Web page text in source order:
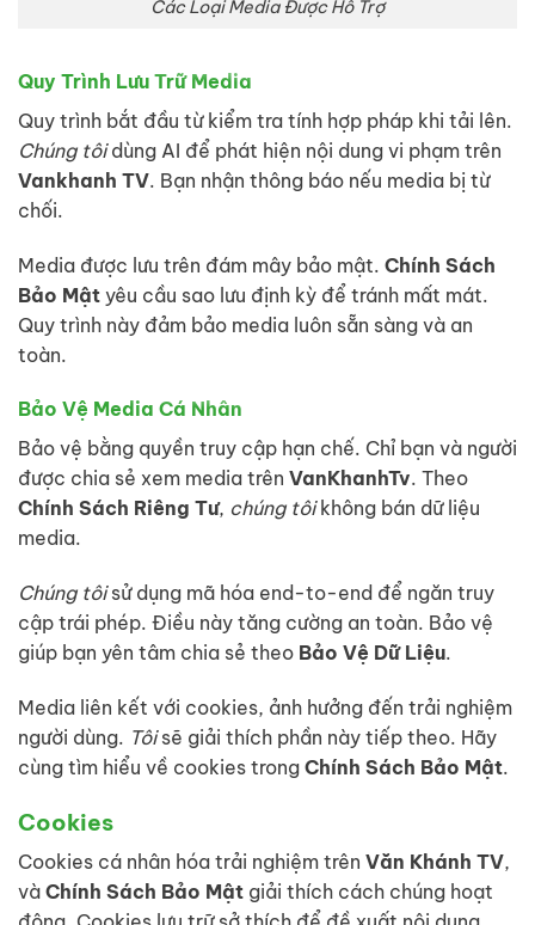
Các Loại Media Được Hỗ Trợ
Quy Trình Lưu Trữ Media
Quy trình bắt đầu từ kiểm tra tính hợp pháp khi tải lên.
Chúng tôidùng AI để phát hiện nội dung vi phạm trên
Vankhanh TV. Bạn nhận thông báo nếu media bị từ
chối.
Media được lưu trên đám mây bảo mật. Chính Sách
Bảo Mật yêu cầu sao lưu định kỳ để tránh mất mát.
Quy trình này đảm bảo media luôn sẵn sàng và an
toàn.
Bảo Vệ Media Cá Nhân
Bảo vệ bằng quyền truy cập hạn chế. Chỉ bạn và người
được chia sẻ xem media trên VanKhanhTv. Theo
Chính Sách Riêng Tư, chúng tôikhông bán dữ liệu
media.
Chúng tôisử dụng mã hóa end-to-end để ngăn truy
cập trái phép. Điều này tăng cường an toàn. Bảo vệ
giúp bạn yên tâm chia sẻ theo Bảo Vệ Dữ Liệu.
Media liên kết với cookies, ảnh hưởng đến trải nghiệm
người dùng. Tôisẽ giải thích phần này tiếp theo. Hãy
cùng tìm hiểu về cookies trong Chính Sách Bảo Mật.
Cookies
Cookies cá nhân hóa trải nghiệm trên Văn Khánh TV,
và Chính Sách Bảo Mật giải thích cách chúng hoạt